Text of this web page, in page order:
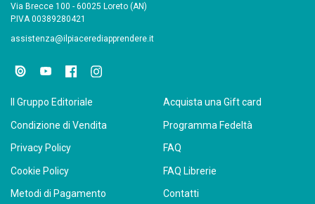
Via Brecce 100 - 60025 Loreto (AN)
P.IVA 00389280421
assistenza@ilpiacerediapprendere.it
Il Gruppo Editoriale
Condizione di Vendita
Privacy Policy
Cookie Policy
Metodi di Pagamento
Acquista una Gift card
Programma Fedeltà
FAQ
FAQ Librerie
Contatti